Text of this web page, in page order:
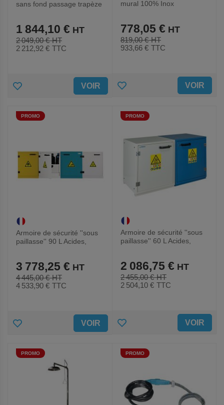
sans fond passage trapèze
2 049,00 €
1 844,10 €
2 212,92 € TTC
AJOUTER
FAVORIS
VOIR
mural 100% Inox
819,00 €
778,05 €
933,66 € TTC
AJOUTER
FAVORIS
VOIR
PROMO
Armoire de sécurité ''sous
paillasse'' 90 L Acides,
4 445,00 €
3 778,25 €
4 533,90 € TTC
AJOUTER
FAVORIS
VOIR
PROMO
Armoire de sécurité ''sous
paillasse'' 60 L Acides,
2 455,00 €
2 086,75 €
2 504,10 € TTC
AJOUTER
FAVORIS
VOIR
PROMO PROMO